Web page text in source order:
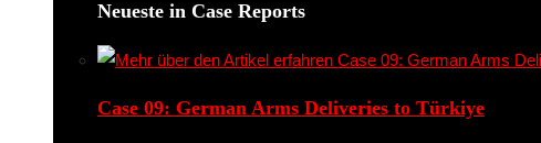
Neueste in Case Reports
Case 09: German Arms Deliveries to Türkiye